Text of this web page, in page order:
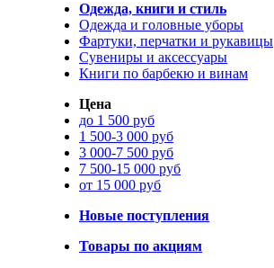
Одежда, книги и стиль
Одежда и головные уборы
Фартуки, перчатки и рукавицы
Сувениры и аксессуары
Книги по барбекю и винам
Цена
до 1 500 руб
1 500-3 000 руб
3 000-7 500 руб
7 500-15 000 руб
от 15 000 руб
Новые поступления
Товары по акциям